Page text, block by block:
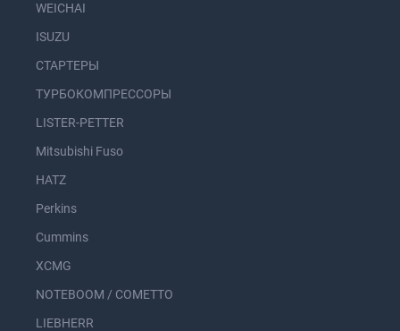
WEICHAI
ISUZU
СТАРТЕРЫ
ТУРБОКОМПРЕССОРЫ
LISTER-PETTER
Mitsubishi Fuso
HATZ
Perkins
Cummins
XCMG
NOTEBOOM / COMETTO
LIEBHERR